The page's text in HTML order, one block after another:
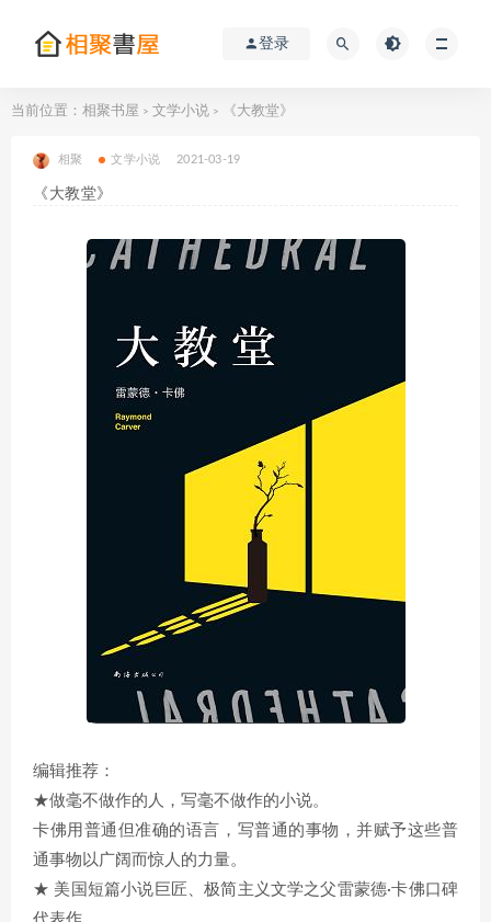
登录
当前位置： 相聚书屋 > 文学小说 > 《大教堂》
相聚 文学小说 2021-03-19
《大教堂》
编辑推荐：
★做毫不做作的人，写毫不做作的小说。
卡佛用普通但准确的语言，写普通的事物，并赋予这些普
通事物以广阔而惊人的力量。
★ 美国短篇小说巨匠、极简主义文学之父雷蒙德·卡佛口碑